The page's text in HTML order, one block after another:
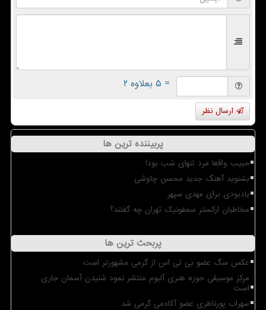
= ۵ بعلاوه ۲
ارسال نظر
پربیننده ترین ها
حبیب واقعا مرد تنهای شب بود!
بشنوید آهنگ جدید محسن چاوشی
یادبودی برای مهدی سپهر
مخاطبان ارکستر سمفونیک تهران چه گفتند؟
پربحث ترین ها
عکس سگ عضو بی تی اس از گرمی مشهورتر است
مرکز موسیقی حوزه هنری آلبوم منتشر نمود شنیدن آسمان جاری
است
سهراب پورناظری عضو آکادمی گرمی شد